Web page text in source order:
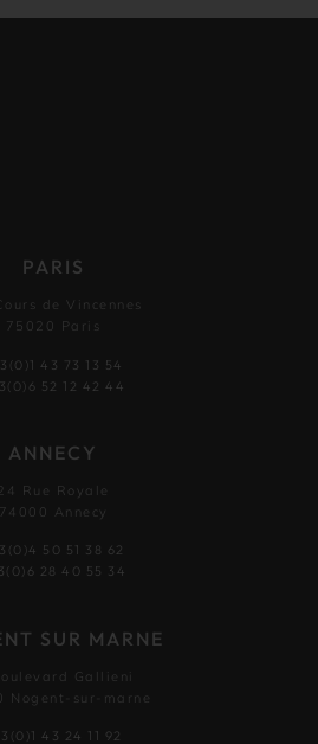
PARIS
de Vincennes
75020 Paris
43 73 13 54
52 12 42 44
ANNECY
Rue Royale
74000 Annecy
50 51 38 62
28 40 55 34
SUR MARNE
Gallieni
Nogent-sur-marne
43 24 11 92